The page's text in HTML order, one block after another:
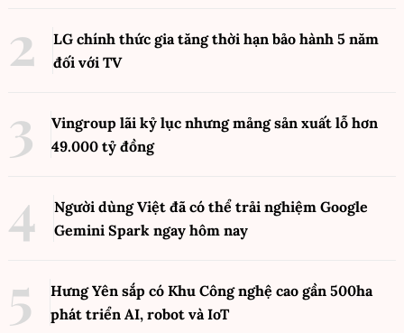
LG chính thức gia tăng thời hạn bảo hành 5 năm
đối với TV
Vingroup lãi kỷ lục nhưng mảng sản xuất lỗ hơn
49.000 tỷ đồng
Người dùng Việt đã có thể trải nghiệm Google
Gemini Spark ngay hôm nay
Hưng Yên sắp có Khu Công nghệ cao gần 500ha
phát triển AI, robot và IoT